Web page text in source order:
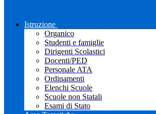
Istruzione
Organico
Studenti e famiglie
Dirigenti Scolastici
Docenti/PED
Personale ATA
Ordinamenti
Elenchi Scuole
Scuole non Statali
Esami di Stato